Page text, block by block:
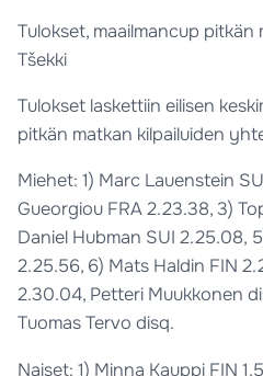
Tulokset, maailmancup
Tšekki
Tulokset laskettiin eilisen
pitkän matkan kilpailuiden
Miehet: 1) Marc Lauenstein
Gueorgiou FRA 2.23.38, 3)
Daniel Hubman SUI 2.25.08,
2.25.56, 6) Mats Haldin FIN
2.30.04, Petteri Muukkonen
Tuomas Tervo disq.
Naiset: 1) Minna Kauppi FIN